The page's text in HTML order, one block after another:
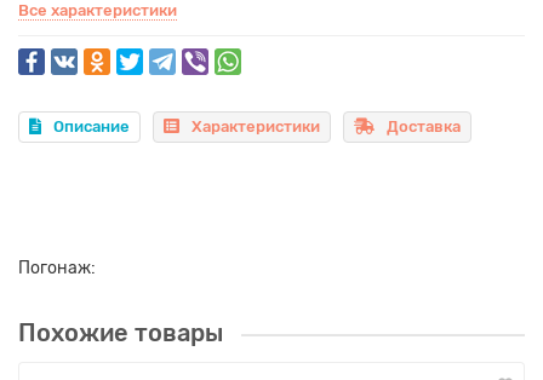
Все характеристики
Описание Характеристики Доставка
Погонаж:
Похожие товары